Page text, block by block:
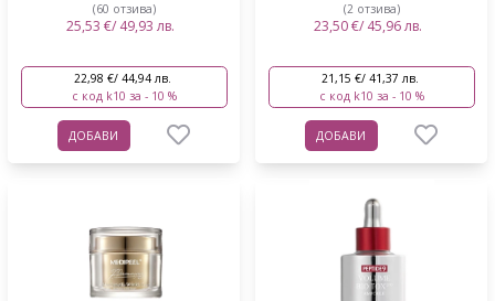
(60 отзива)
25,53 €/ 49,93 лв.
22,98 €/ 44,94 лв.
с код k10 за - 10 %
ДОБАВИ
(2 отзива)
23,50 €/ 45,96 лв.
21,15 €/ 41,37 лв.
с код k10 за - 10 %
ДОБАВИ